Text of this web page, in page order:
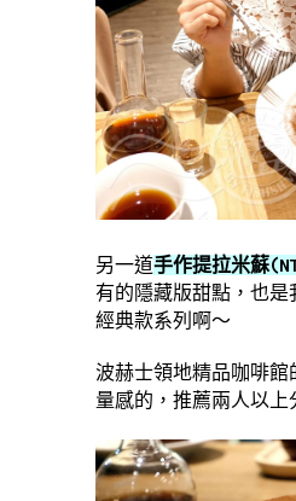
另一道手作提拉米蘇
有的隱藏版甜點，也是
經典款系列啊～
波赫士領地精品咖啡館
量感的，推薦兩人以上